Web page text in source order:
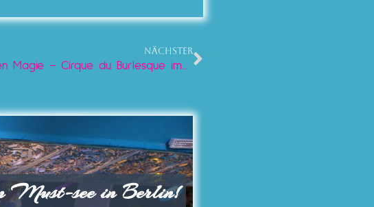
NÄCHSTER
Willkommen zurück zur sinnlichen Magie – Cirque du Burlesque im Lieschen Mueller!
Must-see in Berlin!